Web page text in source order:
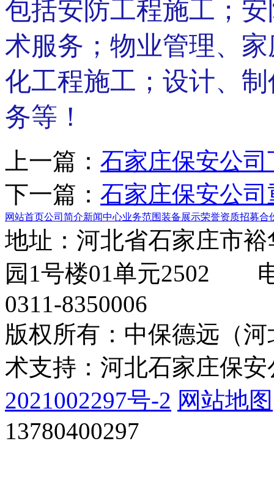
包括安防工程施工；
术服务；物业管理、
化工程施工；设计、
务等！
上一篇： 石家庄保安公
下一篇： 石家庄保安公
网站首页公司简介新闻中心业务范围装备展示荣誉资质招募合
地址：河北省石家庄市
园1号楼01单元2502
0311-8350006
版权所有：中保德远
术支持：河北石家庄
2021002297号-2 网站地图
13780400297